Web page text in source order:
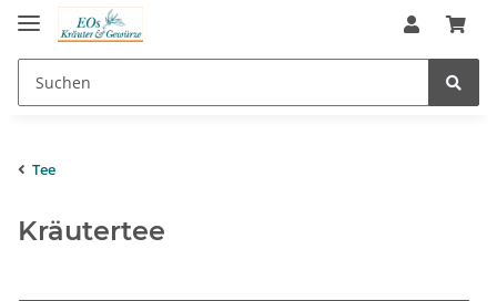
Tee
Kräutertee